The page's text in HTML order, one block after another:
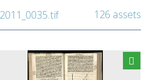
126 assets